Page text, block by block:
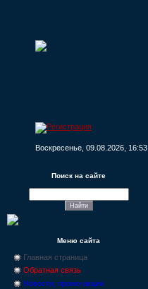
Воскресенье, 09.08.2026, 16:53
Поиск на сайте
Меню сайта
Главная страница
Обратная связь
Новости, промо-акции